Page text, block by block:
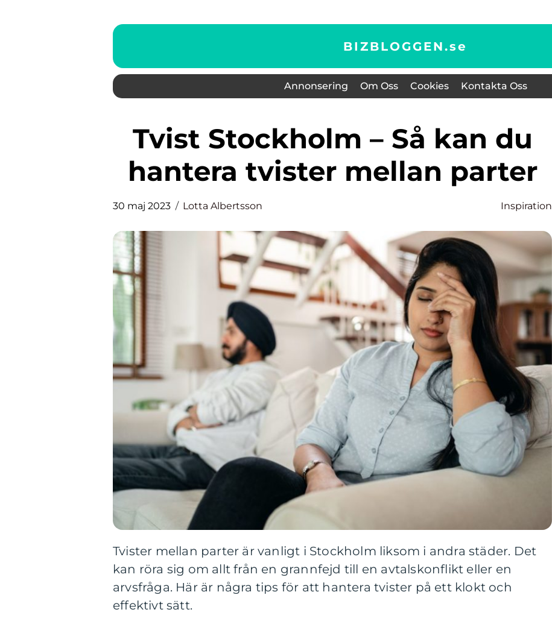
BIZBLOGGEN.se
Annonsering Om Oss Cookies Kontakta Oss
Tvist Stockholm – Så kan du
hantera tvister mellan parter
30 maj 2023 Lotta Albertsson Inspiration
Tvister mellan parter är vanligt i Stockholm liksom i andra städer. Det
kan röra sig om allt från en grannfejd till en avtalskonflikt eller en
arvsfråga. Här är några tips för att hantera tvister på ett klokt och
effektivt sätt.